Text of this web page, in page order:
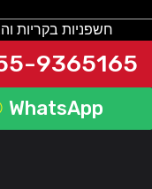
חשפניות בקריות
9365165
WhatsApp